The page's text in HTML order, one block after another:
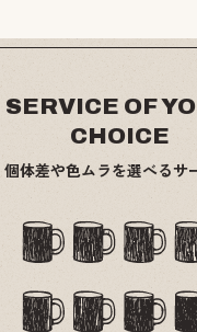
SERVICE OF
CHOICE
個体差や色ムラを選べるサ